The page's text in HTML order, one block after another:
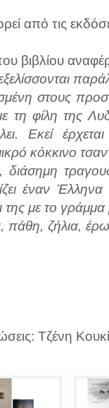
από τις
βιβλίου
στους
τη φίλη της
Εκεί
κόκκινο
έναν
της με το
ζήλια,
Τζένη